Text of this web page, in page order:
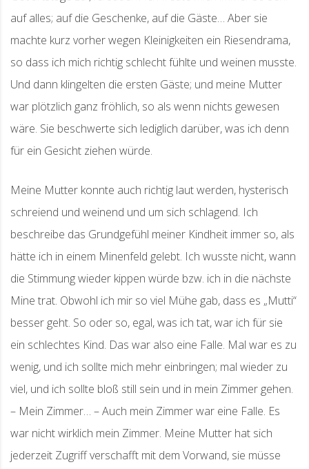
auf alles; auf die Geschenke, auf die Gäste… Aber sie
machte kurz vorher wegen Kleinigkeiten ein Riesendrama,
so dass ich mich richtig schlecht fühlte und weinen musste.
Und dann klingelten die ersten Gäste; und meine Mutter
war plötzlich ganz fröhlich, so als wenn nichts gewesen
wäre. Sie beschwerte sich lediglich darüber, was ich denn
für ein Gesicht ziehen würde.
Meine Mutter konnte auch richtig laut werden, hysterisch
schreiend und weinend und um sich schlagend. Ich
beschreibe das Grundgefühl meiner Kindheit immer so, als
hätte ich in einem Minenfeld gelebt. Ich wusste nicht, wann
die Stimmung wieder kippen würde bzw. ich in die nächste
Mine trat. Obwohl ich mir so viel Mühe gab, dass es „Mutti“
besser geht. So oder so, egal, was ich tat, war ich für sie
ein schlechtes Kind. Das war also eine Falle. Mal war es zu
wenig, und ich sollte mich mehr einbringen; mal wieder zu
viel, und ich sollte bloß still sein und in mein Zimmer gehen.
– Mein Zimmer… – Auch mein Zimmer war eine Falle. Es
war nicht wirklich mein Zimmer. Meine Mutter hat sich
jederzeit Zugriff verschafft mit dem Vorwand, sie müsse